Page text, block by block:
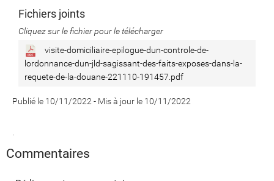
Fichiers joints
Cliquez sur le fichier pour le télécharger
visite-domiciliaire-epilogue-dun-controle-de-
lordonnance-dun-jld-sagissant-des-faits-exposes-dans-la-
requete-de-la-douane-221110-191457.pdf
Publié le 10/11/2022 - Mis à jour le 10/11/2022
Commentaires